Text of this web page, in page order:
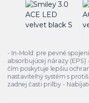
- In-Mold: pre pevné
absorbujúcej nárazy
čím poskytuje lepšiu
nastaviteľný systém s
zadnej časti prilby -